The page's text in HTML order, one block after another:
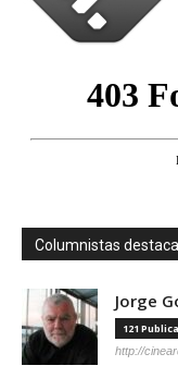
Columnistas
Jorge
121
http://